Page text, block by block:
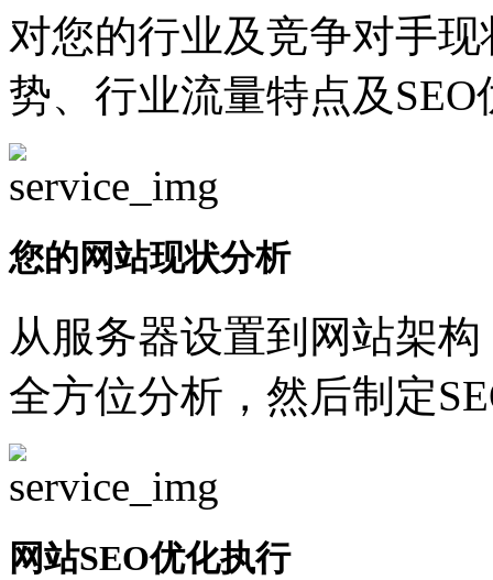
对您的行业及竞争对手
势、行业流量特点及
您的网站现状分析
从服务器设置到网站架
全方位分析，然后制定
网站SEO优化执行